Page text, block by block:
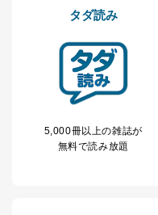
当社の定期購読サ
の方の個人情報
2 いただいた方の個
人情報
タダ読み
5,000冊以上の雑誌が
無料で読み放題